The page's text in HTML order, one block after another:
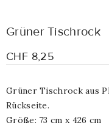
Grüner Tischrock
CHF 8,25
Grüner Tischrock aus
Rückseite.
Größe: 73 cm x 426 cm